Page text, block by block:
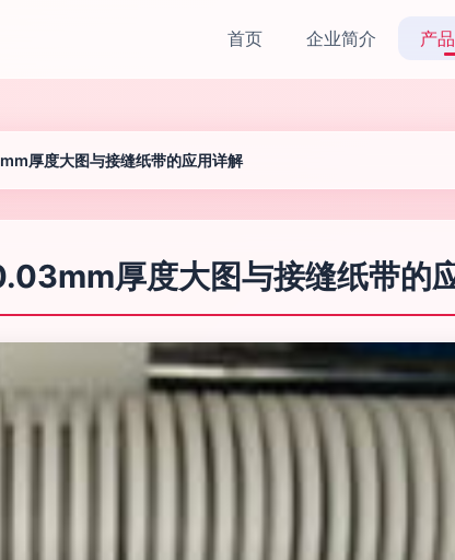
首页 企业简介 产
厚度大图与接缝纸带的应用详解
厚度大图与接缝纸带的